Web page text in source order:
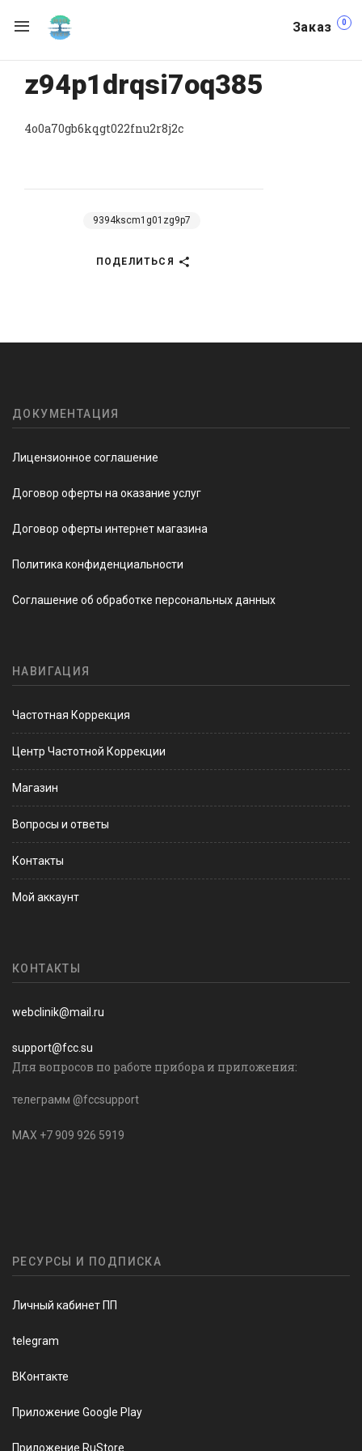
Заказ 0
z94p1drqsi7oq385
4o0a70gb6kqgt022fnu2r8j2c
9394kscm1g01zg9p7
ПОДЕЛИТЬСЯ
ДОКУМЕНТАЦИЯ
Лицензионное соглашение
Договор оферты на оказание услуг
Договор оферты интернет магазина
Политика конфиденциальности
Соглашение об обработке персональных данных
НАВИГАЦИЯ
Частотная Коррекция
Центр Частотной Коррекции
Магазин
Вопросы и ответы
Контакты
Мой аккаунт
КОНТАКТЫ
webclinik@mail.ru
support@fcc.su
Для вопросов по работе прибора и приложения:
телеграмм @fccsupport
MAX +7 909 926 5919
РЕСУРСЫ И ПОДПИСКА
Личный кабинет ПП
telegram
ВКонтакте
Приложение Google Play
Приложение RuStore